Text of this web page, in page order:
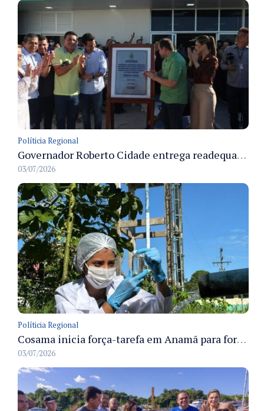
Políticia Regional
Governador Roberto Cidade entrega readequação do ambulatório da FCecon e amplia capacidade de atendimento oncológico em Manaus
03/07/2026
Políticia Regional
Cosama inicia força-tarefa em Anamã para fortalecer abastecimento de água e segurança hídrica da população
03/07/2026